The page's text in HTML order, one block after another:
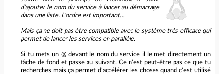
d'ajouter le nom du service à lancer au démarrage
dans une liste. L'ordre est important…
Mais ça ne doit pas être compatible avec le système très efficace qui
permet de lancer les services en parallèle.
Si tu mets un @ devant le nom du service il le met directement un
tâche de fond et passe au suivant. Ce n'est peut-être pas ce que tu
recherches mais ça permet d'accélérer les choses quand c'est utilisé